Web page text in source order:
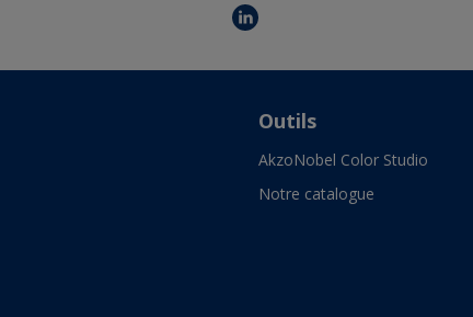
Outils
AkzoNobel Color Studio
Notre catalogue